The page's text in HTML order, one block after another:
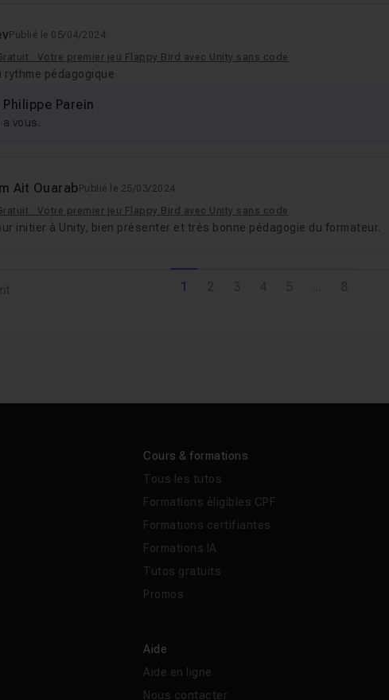
Publié le 05/04/2024
: Votre premier jeu Flappy Bird avec Unity sans code
rythme pédagogique
Philippe Parein
a vous.
Ait Ouarab Publié le 25/03/2024
: Votre premier jeu Flappy Bird avec Unity sans code
initier à Unity, bien présenter et très bonne pédagogie du formateur.
1
Cours & formations
Tous les tutos
Formations éligibles CPF
Formations certifiantes
Formations IA
Tutos gratuits
Promos
Aide
Aide en ligne
Nous contacter